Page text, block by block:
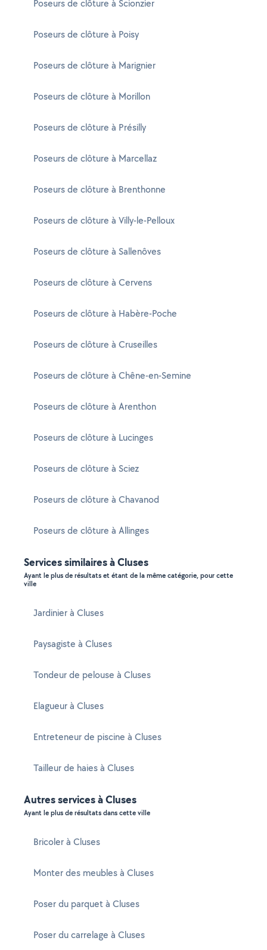
Poseurs de clôture à Scionzier
Poseurs de clôture à Poisy
Poseurs de clôture à Marignier
Poseurs de clôture à Morillon
Poseurs de clôture à Présilly
Poseurs de clôture à Marcellaz
Poseurs de clôture à Brenthonne
Poseurs de clôture à Villy-le-Pelloux
Poseurs de clôture à Sallenôves
Poseurs de clôture à Cervens
Poseurs de clôture à Habère-Poche
Poseurs de clôture à Cruseilles
Poseurs de clôture à Chêne-en-Semine
Poseurs de clôture à Arenthon
Poseurs de clôture à Lucinges
Poseurs de clôture à Sciez
Poseurs de clôture à Chavanod
Poseurs de clôture à Allinges
Services similaires à Cluses
Ayant le plus de résultats et étant de la même catégorie, pour cette
ville
Jardinier à Cluses
Paysagiste à Cluses
Tondeur de pelouse à Cluses
Elagueur à Cluses
Entreteneur de piscine à Cluses
Tailleur de haies à Cluses
Autres services à Cluses
Ayant le plus de résultats dans cette ville
Bricoler à Cluses
Monter des meubles à Cluses
Poser du parquet à Cluses
Poser du carrelage à Cluses